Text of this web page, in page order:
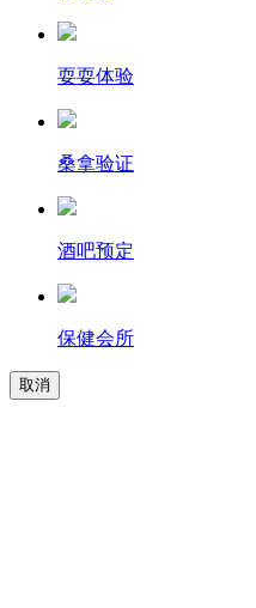
耍耍体验
桑拿验证
酒吧预定
保健会所
取消